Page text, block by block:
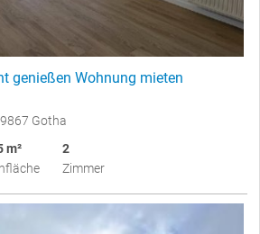
genießen Wohnung mieten
Gotha
m²
2
Zimmer